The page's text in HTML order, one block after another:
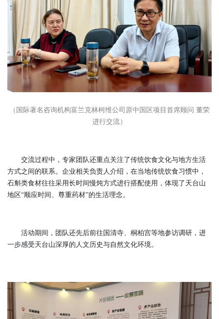
（国际著名咨询机构富兰克林柯维公司原中国区项目首席顾问 董荣
进行交流）
交流过程中，专家团队还重点关注了传统饮食文化与地方生活
方式之间的联系。企业相关负责人介绍，在当地传统饮食习惯中，
石斛类食材往往采用长时间慢炖方式进行搭配使用，体现了天台山
地区“顺应时间、尊重药材”的生活理念。
活动期间，团队还先后前往国清寺、桐柏宫等地参访调研，进
一步感受天台山深厚的人文历史与自然文化环境。